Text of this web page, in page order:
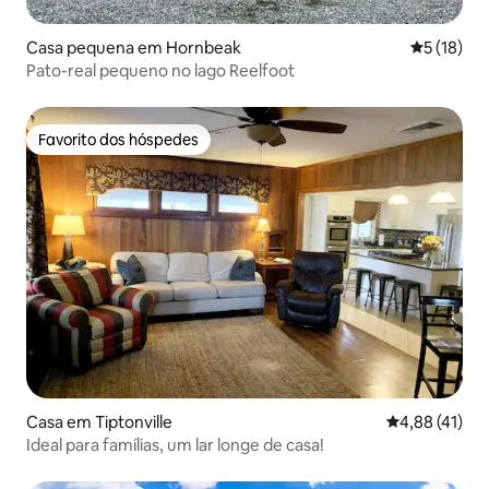
Casa pequena em Hornbeak
5 (18)
Pato-real pequeno no lago Reelfoot
Favorito dos hóspedes
Favorito dos hóspedes
Casa em Tiptonville Classificação
4,88 (41)
Ideal para famílias, um lar longe de casa!